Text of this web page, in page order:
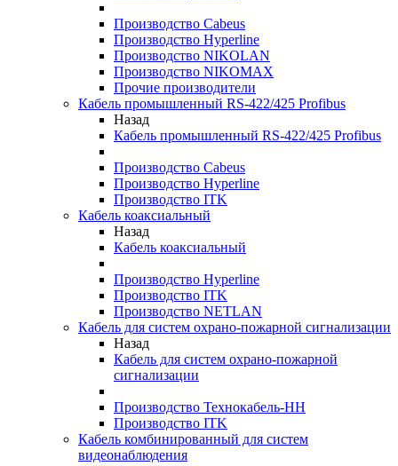
Производство Cabeus
Производство Hyperline
Производство NIKOLAN
Производство NIKOMAX
Прочие производители
Кабель промышленный RS-422/425 Profibus
Назад
Кабель промышленный RS-422/425 Profibus
Производство Cabeus
Производство Hyperline
Производство ITK
Кабель коаксиальный
Назад
Кабель коаксиальный
Производство Hyperline
Производство ITK
Производство NETLAN
Кабель для систем охрано-пожарной сигнализации
Назад
Кабель для систем охрано-пожарной
сигнализации
Производство Технокабель-НН
Производство ITK
Кабель комбинированный для систем
видеонаблюдения